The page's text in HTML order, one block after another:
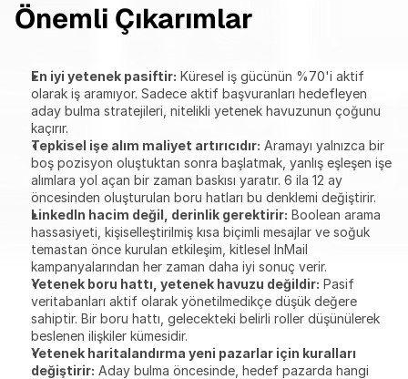
Önemli Çıkarımlar
En iyi yetenek pasiftir: Küresel iş gücünün %70'i aktif
olarak iş aramıyor. Sadece aktif başvuranları hedefleyen
aday bulma stratejileri, nitelikli yetenek havuzunun çoğunu
kaçırır.
Tepkisel işe alım maliyet artırıcıdır: Aramayı yalnızca bir
boş pozisyon oluştuktan sonra başlatmak, yanlış eşleşen işe
alımlara yol açan bir zaman baskısı yaratır. 6 ila 12 ay
öncesinden oluşturulan boru hatları bu denklemi değiştirir.
LinkedIn hacim değil, derinlik gerektirir: Boolean arama
hassasiyeti, kişiselleştirilmiş kısa biçimli mesajlar ve soğuk
temastan önce kurulan etkileşim, kitlesel InMail
kampanyalarından her zaman daha iyi sonuç verir.
Yetenek boru hattı, yetenek havuzu değildir: Pasif
veritabanları aktif olarak yönetilmedikçe düşük değere
sahiptir. Bir boru hattı, gelecekteki belirli roller düşünülerek
beslenen ilişkiler kümesidir.
Yetenek haritalandırma yeni pazarlar için kuralları
değiştirir: Aday bulma öncesinde, hedef pazarda hangi